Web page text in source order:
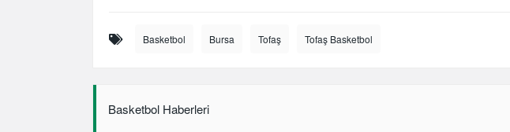
Basketbol Bursa Tofaş Tofaş Basketbol
Basketbol Haberleri